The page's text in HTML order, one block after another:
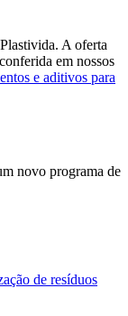
A oferta
em nossos
e aditivos para
novo programa de
de resíduos